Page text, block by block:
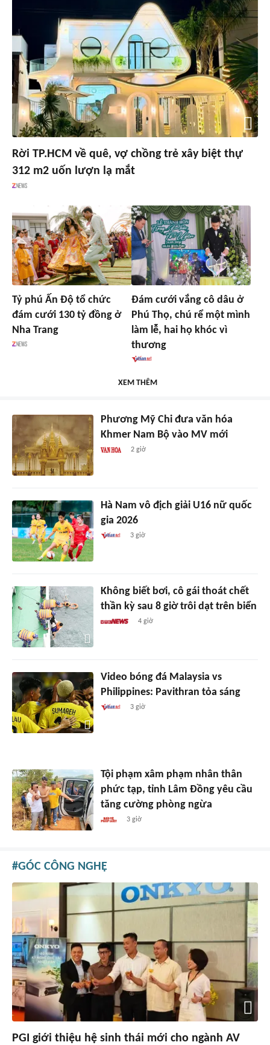
Rời TP.HCM về quê, vợ chồng trẻ xây biệt thự
312 m2 uốn lượn lạ mắt
Tỷ phú Ấn Độ tổ chức
đám cưới 130 tỷ đồng ở
Nha Trang
Đám cưới vắng cô dâu ở
Phú Thọ, chú rể một mình
làm lễ, hai họ khóc vì
thương
XEM THÊM
Phương Mỹ Chi đưa văn hóa
Khmer Nam Bộ vào MV mới
2 giờ
Hà Nam vô địch giải U16 nữ quốc
gia 2026
3 giờ
Không biết bơi, cô gái thoát chết
thần kỳ sau 8 giờ trôi dạt trên biển
4 giờ
Video bóng đá Malaysia vs
Philippines: Pavithran tỏa sáng
3 giờ
Tội phạm xâm phạm nhân thân
phức tạp, tỉnh Lâm Đồng yêu cầu
tăng cường phòng ngừa
3 giờ
GÓC CÔNG NGHỆ
PGI giới thiệu hệ sinh thái mới cho ngành AV